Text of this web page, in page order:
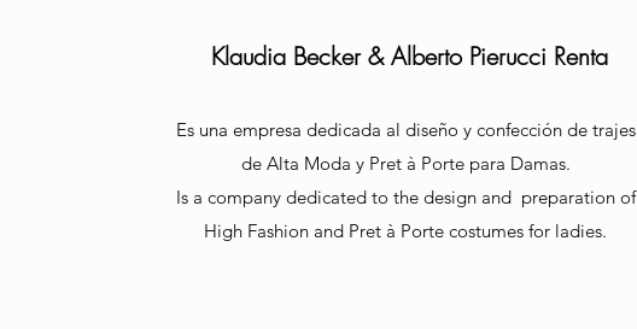
Klaudia Becker & Alberto Pierucci Renta
Es una empresa dedicada al diseño y confección de trajes
de Alta Moda y Pret à Porte para Damas.
Is a company dedicated to the design and preparation of
High Fashion and Pret à Porte costumes for ladies.